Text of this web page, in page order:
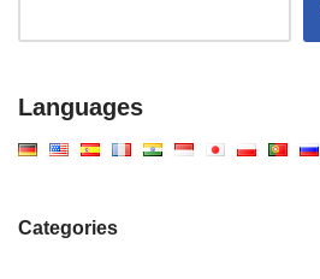
Languages
Categories